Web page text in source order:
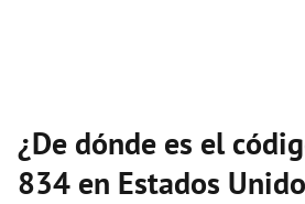
¿De dónde es el
834 en Estados